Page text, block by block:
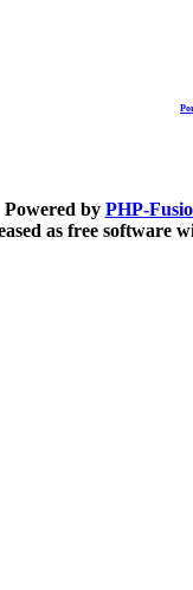
Powered by PHP-
as free software